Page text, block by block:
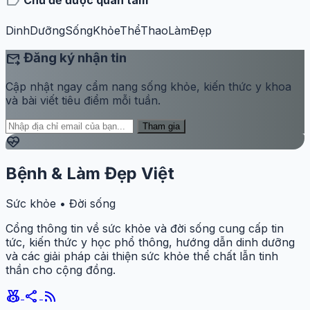
DinhDưỡngSốngKhỏeThểThaoLàmĐẹp
forward_to_inbox Đăng ký nhận tin
Cập nhật ngay cẩm nang sống khỏe, kiến thức y khoa
và bài viết tiêu điểm mỗi tuần.
Tham gia
ecg_heart
Bệnh & Làm Đẹp Việt
Sức khỏe • Đời sống
Cổng thông tin về sức khỏe và đời sống cung cấp tin
tức, kiến thức y học phổ thông, hướng dẫn dinh dưỡng
và các giải pháp cải thiện sức khỏe thể chất lẫn tinh
thần cho cộng đồng.
social_leaderboard share rss_feed